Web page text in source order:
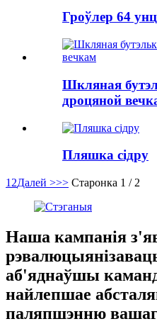
Гроўлер 64
Шкляная
дроцяной
Пляшка сідру
1 2Далей >>> Старонка 1 / 2
Наша кампанія
аб'яднаўшы
найлепшае
паляпшэнню